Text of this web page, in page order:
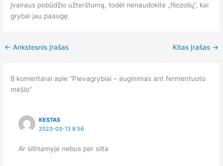
įvairaus pobūdžio užterštumą, todėl nenaudokite „fliozolių“, kai
grybai jau paaugę.
← Ankstesnis Įrašas Kitas Įrašas →
8 komentarai apie “Pievagrybiai – auginimas ant fermentuoto
mėšlo”
KESTAS
2023-03-13 8:56
Ar siltnamyje nebus per silta